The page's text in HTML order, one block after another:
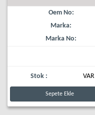
Oem No:
Marka:
Marka No:
Stok : VAR
Sepete Ekle